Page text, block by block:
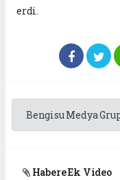
erdi.
Bengisu Medya
Habere Ek Video